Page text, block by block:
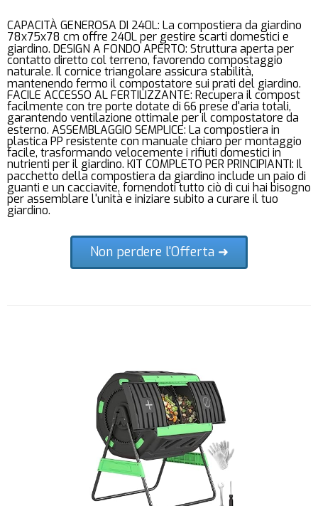
CAPACITÀ GENEROSA DI 240L: La compostiera da giardino
78x75x78 cm offre 240L per gestire scarti domestici e
giardino. DESIGN A FONDO APERTO: Struttura aperta per
contatto diretto col terreno, favorendo compostaggio
naturale. Il cornice triangolare assicura stabilità,
mantenendo fermo il compostatore sui prati del giardino.
FACILE ACCESSO AL FERTILIZZANTE: Recupera il compost
facilmente con tre porte dotate di 66 prese d'aria totali,
garantendo ventilazione ottimale per il compostatore da
esterno. ASSEMBLAGGIO SEMPLICE: La compostiera in
plastica PP resistente con manuale chiaro per montaggio
facile, trasformando velocemente i rifiuti domestici in
nutrienti per il giardino. KIT COMPLETO PER PRINCIPIANTI: Il
pacchetto della compostiera da giardino include un paio di
guanti e un cacciavite, fornendoti tutto ciò di cui hai bisogno
per assemblare l'unità e iniziare subito a curare il tuo
giardino.
Non perdere l'Offerta ➜